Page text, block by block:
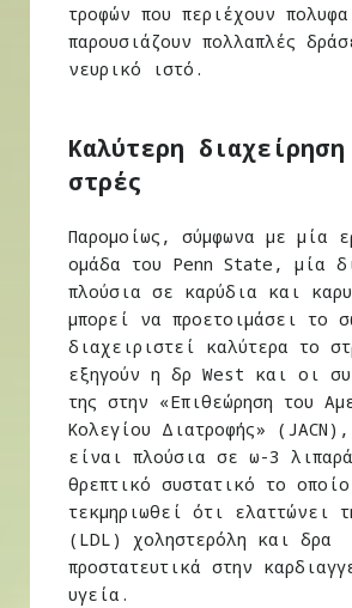
τροφών που περιέχουν
παρουσιάζουν πολλαπλές
νευρικό ιστό.
Καλύτερη
στρές
Παρομοίως, σύμφωνα με μία
ομάδα του Penn State, μία
πλούσια σε καρύδια και
μπορεί να προετοιμάσει το
διαχειριστεί καλύτερα το
εξηγούν η δρ West και οι
της στην «Επιθεώρηση του
Κολεγίου Διατροφής»
είναι πλούσια σε ω-3
θρεπτικό συστατικό το
τεκμηριωθεί ότι ελαττώνει
(LDL) χοληστερόλη και δρα
προστατευτικά στην
υγεία.